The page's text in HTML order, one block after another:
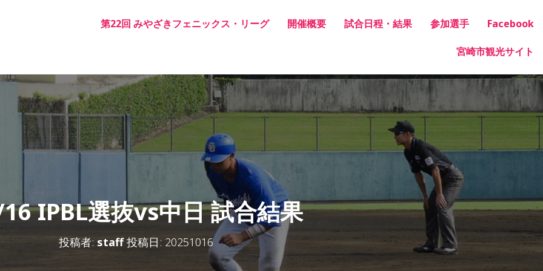
第22回 みやざきフェニックス・リーグ 開催概要 試合日程・結果 参加選手 Facebook
宮崎市観光サイト
IPBL選抜vs中日 試合結果
投稿者:staff投稿日: 20251016